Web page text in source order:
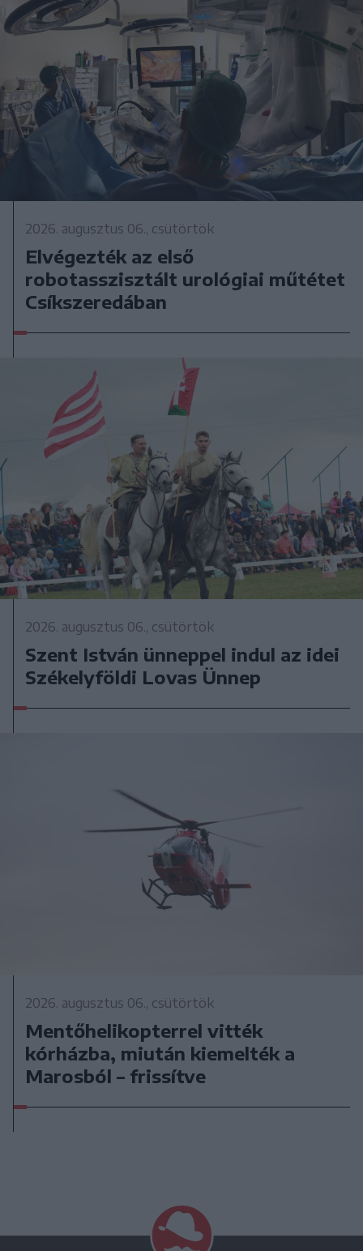
2026. augusztus 06., csütörtök
Elvégezték az első
robotasszisztált urológiai műtétet
Csíkszeredában
2026. augusztus 06., csütörtök
Szent István ünneppel indul az idei
Székelyföldi Lovas Ünnep
2026. augusztus 06., csütörtök
Mentőhelikopterrel vitték
kórházba, miután kiemelték a
Marosból – frissítve